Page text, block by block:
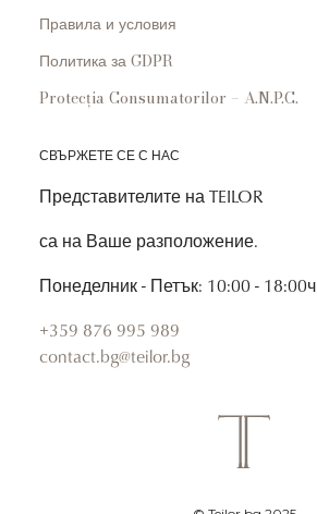
Правила и условия
Политика за GDPR
Protecția Consumatorilor – A.N.P.C.
СВЪРЖЕТЕ СЕ С НАС
Представителите на TEILOR
са на Ваше разположение.
Понеделник - Петък: 10:00 - 18:00ч
+359 876 995 989
contact.bg@teilor.bg